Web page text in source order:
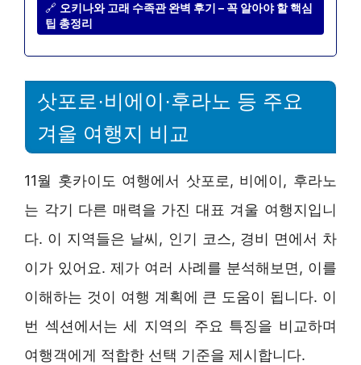
🔗 오키나와 고래 수족관 완벽 후기 – 꼭 알아야 할 핵심
팁 총정리
삿포로·비에이·후라노 등 주요
겨울 여행지 비교
11월 홋카이도 여행에서 삿포로, 비에이, 후라노
는 각기 다른 매력을 가진 대표 겨울 여행지입니
다. 이 지역들은 날씨, 인기 코스, 경비 면에서 차
이가 있어요. 제가 여러 사례를 분석해보면, 이를
이해하는 것이 여행 계획에 큰 도움이 됩니다. 이
번 섹션에서는 세 지역의 주요 특징을 비교하며
여행객에게 적합한 선택 기준을 제시합니다.